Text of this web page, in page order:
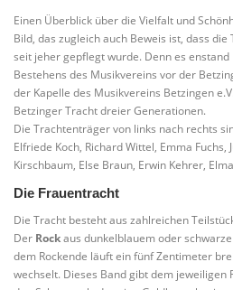
Einen Überblick über die Vielfalt und
Bild, das zugleich auch Beweis ist, dass
seit jeher gepflegt wurde. Denn es
Bestehens des Musikvereins vor der
der Kapelle des Musikvereins Betzingen
Betzinger Tracht dreier Generationen.
Die Trachtenträger von links nach rechts
Elfriede Koch, Richard Wittel, Emma Fuchs,
Kirschbaum, Else Braun, Erwin Kehrer,
Die Frauentracht
Die Tracht besteht aus zahlreichen
Der Rockaus dunkelblauem oder
dem Rockende läuft ein fünf Zentimeter
wechselt. Dieses Band gibt dem jeweiligen